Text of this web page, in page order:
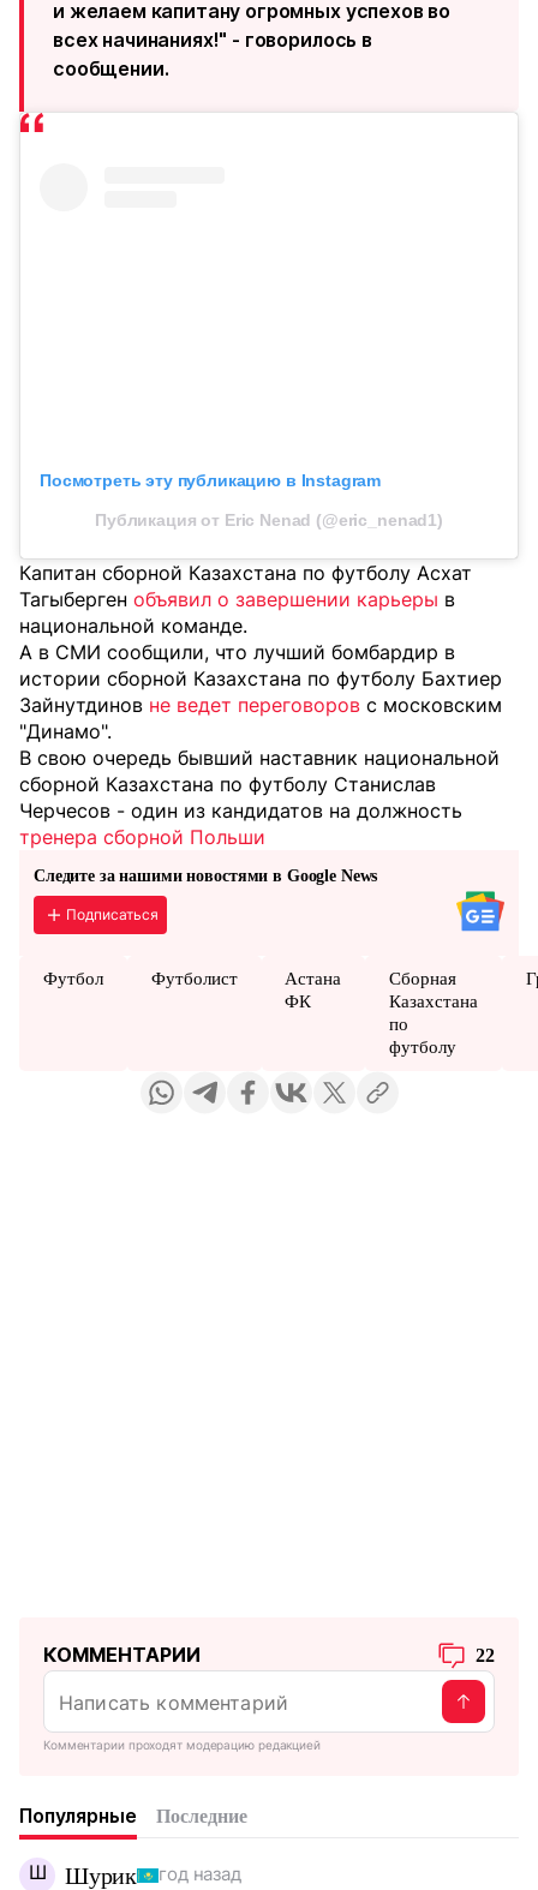
и желаем капитану огромных успехов во
всех начинаниях!" - говорилось в
сообщении.
Посмотреть эту публикацию в Instagram
Публикация от Eric Nenad (@eric_nenad1)
Капитан сборной Казахстана по футболу Асхат
Тагыберген объявил о завершении карьеры в
национальной команде.
А в СМИ сообщили, что лучший бомбардир в
истории сборной Казахстана по футболу Бахтиер
Зайнутдинов не ведет переговоров с московским
"Динамо".
В свою очередь бывший наставник национальной
сборной Казахстана по футболу Станислав
Черчесов - один из кандидатов на должность
тренера сборной Польши
Следите за нашими новостями в Google News
Подписаться
Футбол Футболист
Астана
ФК
Сборная
Казахстана
по
футболу
КОММЕНТАРИИ 22
Комментарии проходят модерацию редакцией
Популярные Последние
Ш Шурик год назад